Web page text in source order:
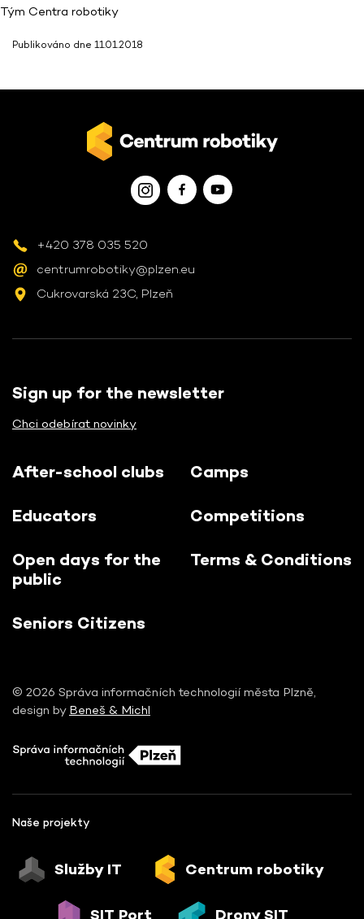
Tým Centra robotiky
Publikováno dne 11.01.2018
+420 378 035 520
centrumrobotiky@plzen.eu
Cukrovarská 23C, Plzeň
Sign up for the newsletter
Chci odebírat novinky
After-school clubs
Educators
Open days for the
public
Seniors Citizens
Camps
Competitions
Terms & Conditions
© 2026 Správa informačních technologií města Plzně,
design by Beneš & Michl
Naše projekty
Služby IT Centrum robotiky
SIT Port Drony SIT